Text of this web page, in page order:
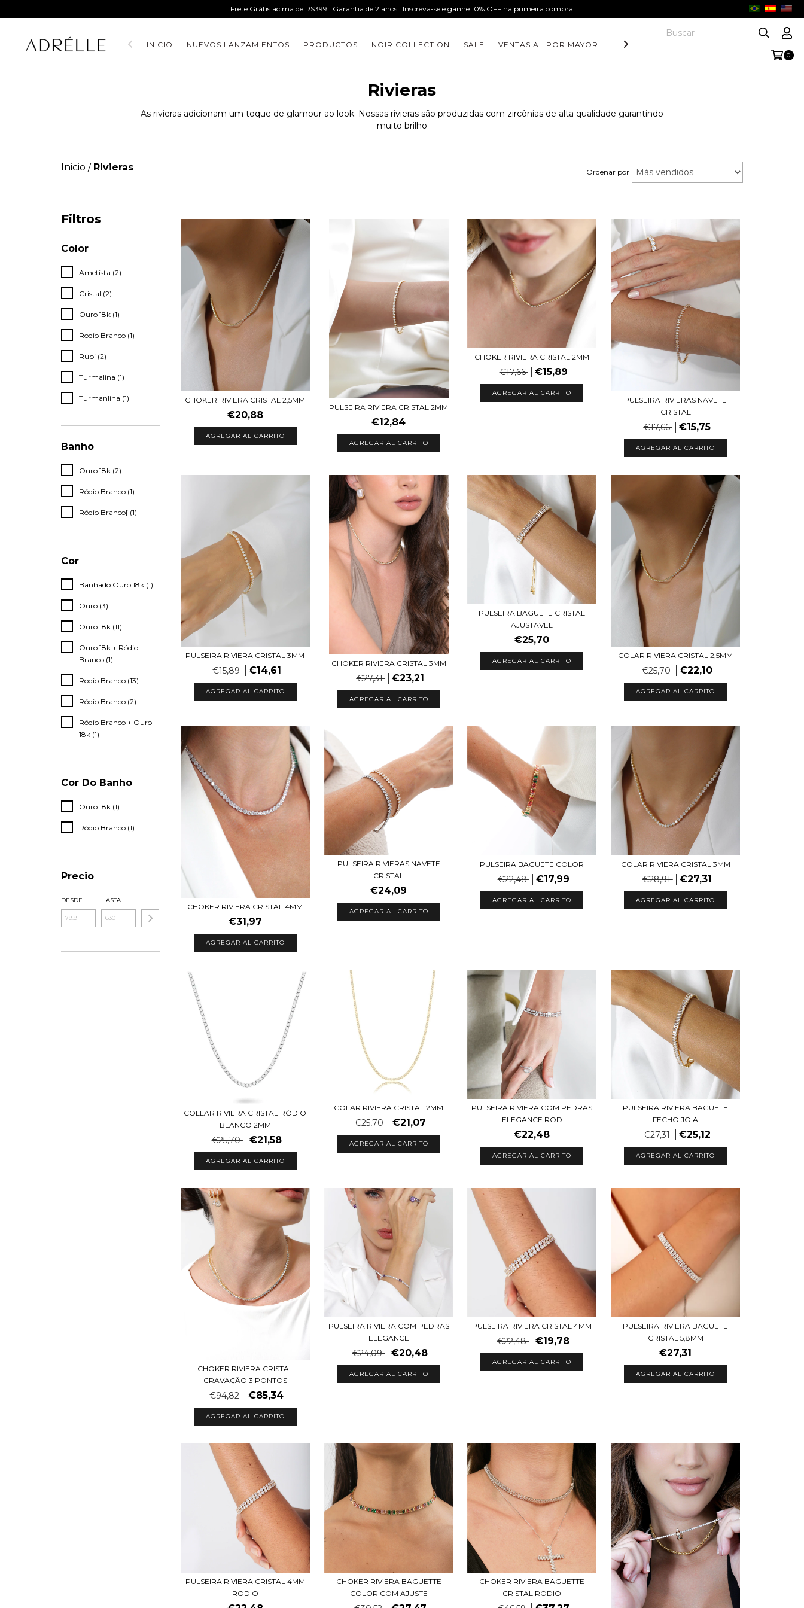
Frete Grátis acima de R$399 | Garantia de 2 anos | Inscreva-se e ganhe 10% OFF na primeira compra
INICIO NUEVOS LANZAMIENTOS PRODUCTOS NOIR COLLECTION SALE VENTAS AL POR MAYOR DIA DOS PAIS COLEÇÃO AURORA
0
Rivieras
As rivieras adicionam um toque de glamour ao look. Nossas rivieras são produzidas com zircônias de alta qualidade garantindo
muito brilho
Inicio / Rivieras Ordenar por
Filtros
Color
Ametista (2)
Cristal (2)
Ouro 18k (1)
Rodio Branco (1)
Rubi (2)
Turmalina (1)
Turmanlina (1)
Banho
Ouro 18k (2)
Ródio Branco (1)
Ródio Branco[ (1)
Cor
Banhado Ouro 18k (1)
Ouro (3)
Ouro 18k (11)
Ouro 18k + Ródio
Branco (1)
Rodio Branco (13)
Ródio Branco (2)
Ródio Branco + Ouro
18k (1)
Cor Do Banho
Ouro 18k (1)
Ródio Branco (1)
Precio
DESDE HASTA
CHOKER RIVIERA CRISTAL 2,5MM
€20,88
AGREGAR AL CARRITO
PULSEIRA RIVIERA CRISTAL 2MM
€12,84
AGREGAR AL CARRITO
CHOKER RIVIERA CRISTAL 2MM
€17,66 €15,89
AGREGAR AL CARRITO
PULSEIRA RIVIERAS NAVETE
CRISTAL
€17,66 €15,75
PULSEIRA RIVIERA CRISTAL 3MM
€15,89 €14,61
CHOKER RIVIERA CRISTAL 3MM
€27,31 €23,21
AGREGAR AL CARRITO
PULSEIRA BAGUETE CRISTAL
AJUSTAVEL
€25,70
AGREGAR AL CARRITO
COLAR RIVIERA CRISTAL 2,5MM
€25,70 €22,10
AGREGAR AL CARRITO
CHOKER RIVIERA CRISTAL 4MM
€31,97
AGREGAR AL CARRITO
PULSEIRA RIVIERAS NAVETE
CRISTAL
€24,09
AGREGAR AL CARRITO
PULSEIRA BAGUETE COLOR
€22,48 €17,99
COLAR RIVIERA CRISTAL 3MM
€28,91 €27,31
AGREGAR AL CARRITO
COLLAR RIVIERA CRISTAL RÓDIO
BLANCO 2MM
€25,70 €21,58
COLAR RIVIERA CRISTAL 2MM
€25,70 €21,07
PULSEIRA RIVIERA COM PEDRAS
ELEGANCE ROD
€22,48
AGREGAR AL CARRITO
PULSEIRA RIVIERA BAGUETE
FECHO JOIA
€27,31 €25,12
AGREGAR AL CARRITO
CHOKER RIVIERA CRISTAL
CRAVAÇÃO 3 PONTOS
€94,82 €85,34
AGREGAR AL CARRITO
PULSEIRA RIVIERA COM PEDRAS
ELEGANCE
€24,09 €20,48
AGREGAR AL CARRITO
PULSEIRA RIVIERA CRISTAL 4MM
€22,48 €19,78
PULSEIRA RIVIERA BAGUETE
CRISTAL 5,8MM
€27,31
AGREGAR AL CARRITO
PULSEIRA RIVIERA CRISTAL 4MM
RODIO
CHOKER RIVIERA BAGUETTE
COLOR COM AJUSTE
CHOKER RIVIERA BAGUETTE
CRISTAL RODIO